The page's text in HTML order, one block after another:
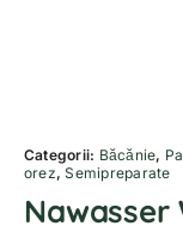
Categorii: Băcănie,
orez,Semipreparate
Nawasser